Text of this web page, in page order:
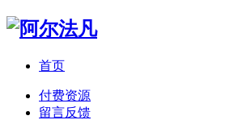
首页
付费资源
留言反馈